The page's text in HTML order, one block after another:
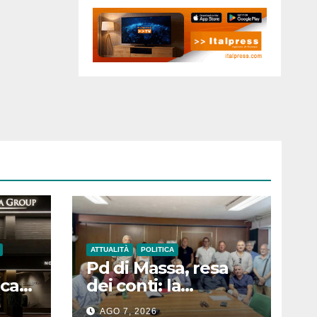
ATTUALITÀ POLITICA
Pd di Massa, resa
dei conti: la
maggioranza dei
AGO 7, 2026